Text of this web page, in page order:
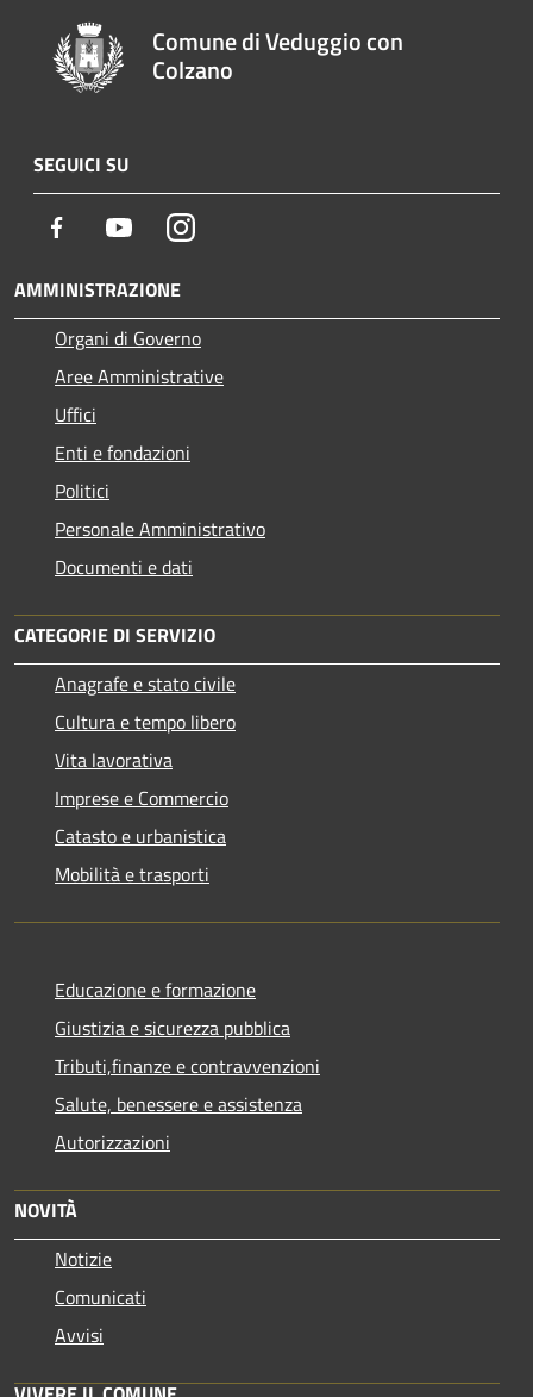
Comune di Veduggio con
Colzano
SEGUICI SU
Facebook YoutubeInstagram
AMMINISTRAZIONE
Organi di Governo
Aree Amministrative
Uffici
Enti e fondazioni
Politici
Personale Amministrativo
Documenti e dati
CATEGORIE DI SERVIZIO
Anagrafe e stato civile
Cultura e tempo libero
Vita lavorativa
Imprese e Commercio
Catasto e urbanistica
Mobilità e trasporti
Educazione e formazione
Giustizia e sicurezza pubblica
Tributi,finanze e contravvenzioni
Salute, benessere e assistenza
Autorizzazioni
NOVITÀ
Notizie
Comunicati
Avvisi